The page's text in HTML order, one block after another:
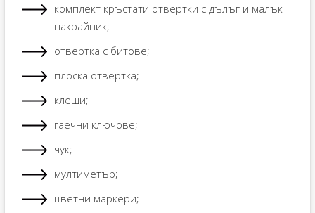
комплект кръстати отвертки с дълъг и малък
накрайник;
отвертка с битове;
плоска отвертка;
клещи;
гаечни ключове;
чук;
мултиметър;
цветни маркери;